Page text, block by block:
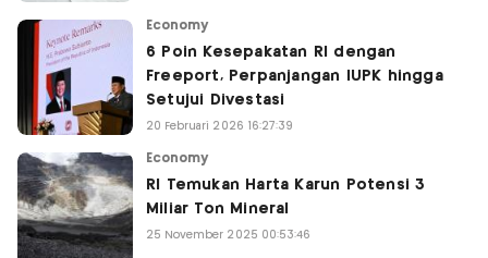
Economy
6 Poin Kesepakatan RI dengan
Freeport, Perpanjangan IUPK hingga
Setujui Divestasi
20 Februari 2026 16:27:39
Economy
RI Temukan Harta Karun Potensi 3
Miliar Ton Mineral
25 November 2025 00:53:46